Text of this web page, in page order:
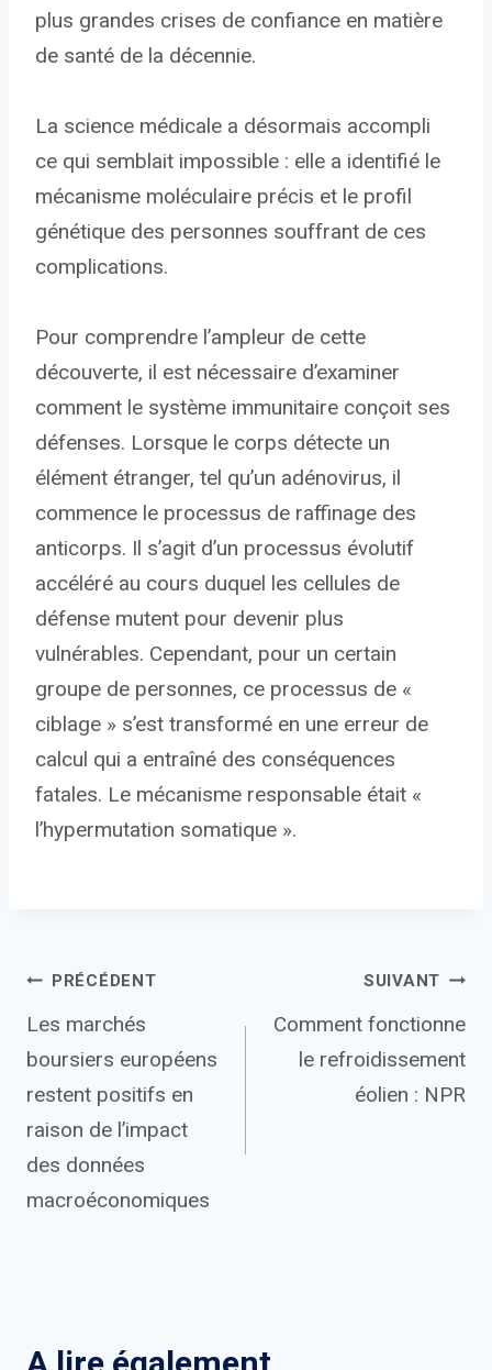
plus grandes crises de confiance en matière
de santé de la décennie.
La science médicale a désormais accompli
ce qui semblait impossible : elle a identifié le
mécanisme moléculaire précis et le profil
génétique des personnes souffrant de ces
complications.
Pour comprendre l’ampleur de cette
découverte, il est nécessaire d’examiner
comment le système immunitaire conçoit ses
défenses. Lorsque le corps détecte un
élément étranger, tel qu’un adénovirus, il
commence le processus de raffinage des
anticorps. Il s’agit d’un processus évolutif
accéléré au cours duquel les cellules de
défense mutent pour devenir plus
vulnérables. Cependant, pour un certain
groupe de personnes, ce processus de «
ciblage » s’est transformé en une erreur de
calcul qui a entraîné des conséquences
fatales. Le mécanisme responsable était «
l’hypermutation somatique ».
Navigation
de
l’article
PRÉCÉDENT
Les marchés
boursiers européens
restent positifs en
raison de l’impact
des données
macroéconomiques
SUIVANT
Comment fonctionne
le refroidissement
éolien : NPR